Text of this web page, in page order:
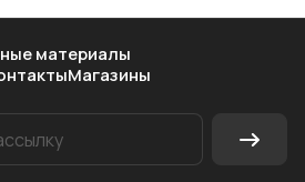
материалы
Магазины